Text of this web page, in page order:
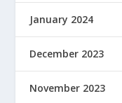
January 2024
December 2023
November 2023